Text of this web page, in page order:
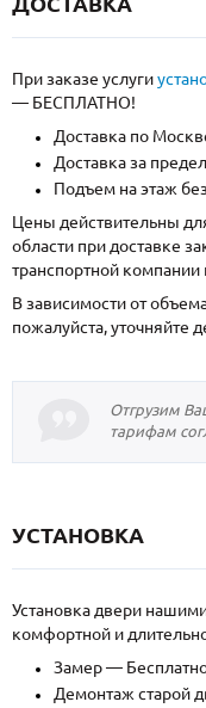
При заказе услуги
— БЕСПЛАТНО!
Доставка по
Доставка за
Подъем на этаж
Цены действительны
области при доставке
транспортной компании
В зависимости от
пожалуйста, уточняйте
Отгрузим
тарифам
УСТАНОВКА
Установка двери
комфортной и
Замер —
Демонтаж старой